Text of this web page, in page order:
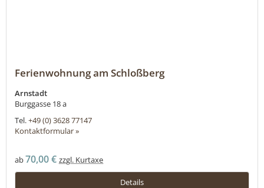
Ferienwohnung am Schloßberg
Arnstadt
Burggasse 18 a
Tel.+49 (0) 3628 77147
Kontaktformular »
ab70,00 € zzgl. Kurtaxe
Details